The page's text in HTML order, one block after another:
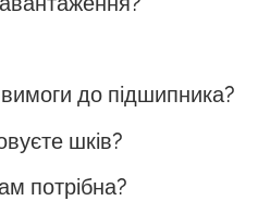
до підшипника?
шків?
потрібна?